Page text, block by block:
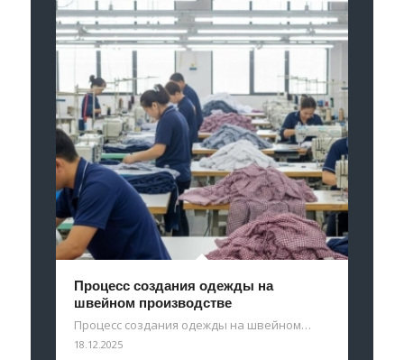
Процесс создания одежды на
швейном производстве
Процесс создания одежды на швейном…
18.12.2025